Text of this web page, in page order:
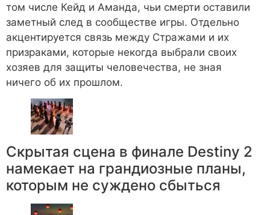
том числе Кейд и Аманда, чьи смерти оставили
заметный след в сообществе игры. Отдельно
акцентируется связь между Стражами и их
призраками, которые некогда выбрали своих
хозяев для защиты человечества, не зная
ничего об их прошлом.
Скрытая сцена в финале Destiny 2
намекает на грандиозные планы,
которым не суждено сбыться